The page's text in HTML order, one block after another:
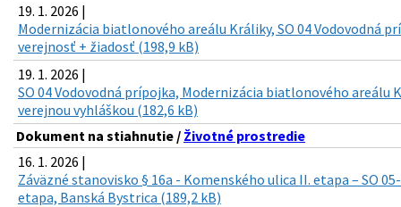
19. 1. 2026 |
Modernizácia biatlonového areálu Králiky, SO 04 Vodovodná
verejnosť + žiadosť (198,9 kB)
19. 1. 2026 |
SO 04 Vodovodná prípojka, Modernizácia biatlonového areálu
verejnou vyhláškou (182,6 kB)
Dokument na stiahnutie / Životné prostredie
16. 1. 2026 |
Záväzné stanovisko § 16a - Komenského ulica II. etapa – SO
etapa, Banská Bystrica (189,2 kB)